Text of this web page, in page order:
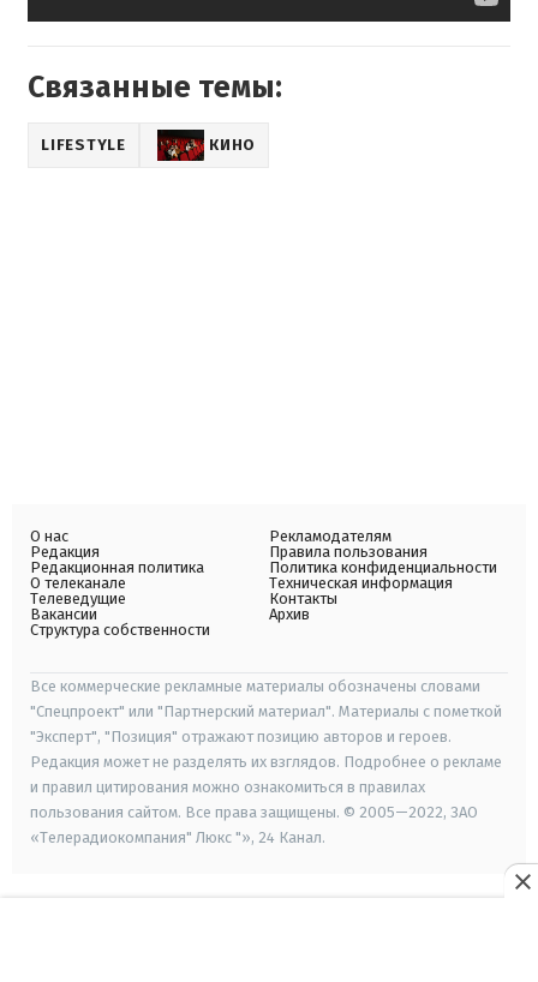
Связанные темы:
LIFESTYLE КИНО
О нас
Редакция
Редакционная политика
О телеканале
Телеведущие
Вакансии
Структура собственности
Рекламодателям
Правила пользования
Политика конфиденциальности
Техническая информация
Контакты
Архив
Все коммерческие рекламные материалы обозначены словами
"Спецпроект" или "Партнерский материал". Материалы с пометкой
"Эксперт", "Позиция" отражают позицию авторов и героев.
Редакция может не разделять их взглядов. Подробнее о рекламе
и правил цитирования можно ознакомиться в правилах
пользования сайтом. Все права защищены. © 2005—2022, ЗАО
«Телерадиокомпания" Люкс "», 24 Канал.